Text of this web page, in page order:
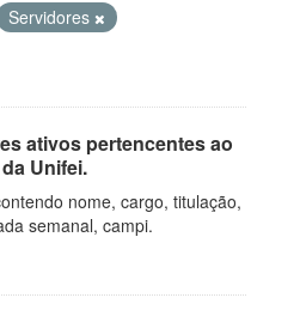
Servidores
ativos pertencentes ao
Unifei.
nome, cargo, titulação,
semanal, campi.